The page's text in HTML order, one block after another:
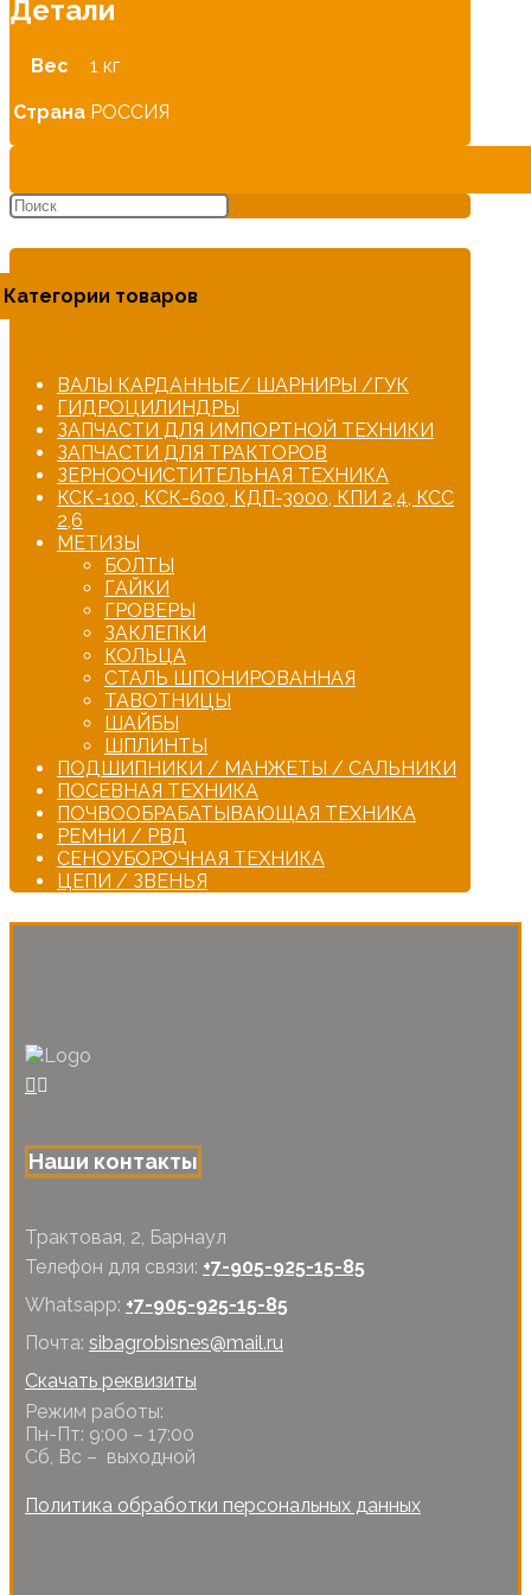
Детали
Вес 1 кг
Страна РОССИЯ
Категории товаров
ВАЛЫ КАРДАННЫЕ/ ШАРНИРЫ /ГУК
ГИДРОЦИЛИНДРЫ
ЗАПЧАСТИ ДЛЯ ИМПОРТНОЙ ТЕХНИКИ
ЗАПЧАСТИ ДЛЯ ТРАКТОРОВ
ЗЕРНООЧИСТИТЕЛЬНАЯ ТЕХНИКА
КСК-100, КСК-600, КДП-3000, КПИ 2,4, КСС
2,6
МЕТИЗЫ
БОЛТЫ
ГАЙКИ
ГРОВЕРЫ
ЗАКЛЕПКИ
КОЛЬЦА
СТАЛЬ ШПОНИРОВАННАЯ
ТАВОТНИЦЫ
ШАЙБЫ
ШПЛИНТЫ
ПОДШИПНИКИ / МАНЖЕТЫ / САЛЬНИКИ
ПОСЕВНАЯ ТЕХНИКА
ПОЧВООБРАБАТЫВАЮЩАЯ ТЕХНИКА
РЕМНИ / РВД
СЕНОУБОРОЧНАЯ ТЕХНИКА
ЦЕПИ / ЗВЕНЬЯ
Наши контакты
Трактовая, 2, Барнаул
Телефон для связи: +7-905-925-15-85
Whatsapp: +7-905-925-15-85
Почта: sibagrobisnes@mail.ru
Скачать реквизиты
Режим работы:
Пн-Пт: 9:00 – 17:00
Сб, Вс – выходной
Политика обработки персональных данных